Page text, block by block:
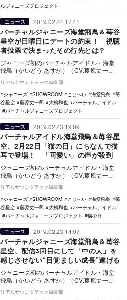
ルジャニーズプロジェクト
ニュース 2019.02.24 17:41
バーチャルジャニーズ海堂飛鳥＆苺谷
星空が日曜日にデートの約束！ 視聴
者投票で決まったその行先とは？
ジャニーズ初のバーチャルアイドル・海堂
飛鳥（かいどう あすか）（CV.藤原丈一
郎）と苺谷星空（いちごや かなた）（CV.
大橋和也…
リアルサウンドテック編集部
ジャニーズ
SHOWROOM こじへい 海堂飛鳥
苺
谷星空
藤原丈一郎 大橋和也
バーチャルアイドル
バーチャルジャニーズプロジェクト
ニュース 2019.02.23 19:09
バーチャルアイドル海堂飛鳥＆苺谷星
空、2月22日「猫の日」にちなんで猫
耳で登場！ 「可愛い」の声が殺到
ジャニーズ初のバーチャルアイドル・海堂
飛鳥（かいどう あすか）（CV.藤原丈一
郎）と苺谷星空（いちごや かなた）（CV.
大橋和也…
リアルサウンドテック編集部
ジャニーズ
SHOWROOM こじへい 海堂飛鳥
苺
谷星空
藤原丈一郎 大橋和也
バーチャルアイドル
バーチャルジャニーズプロジェクト
猫の日
ニュース 2019.02.23 14:07
バーチャルジャニーズ海堂飛鳥＆苺谷
星空、配信3回目にして「中の人」を
感じさせない“目覚ましい成長”遂げる
ジャニーズ初のバーチャルアイドル・海堂
飛鳥（かいどう あすか）（CV.藤原丈一
郎）と苺谷星空（いちごや かなた）（CV.
大橋和也…
リアルサウンドテック編集部